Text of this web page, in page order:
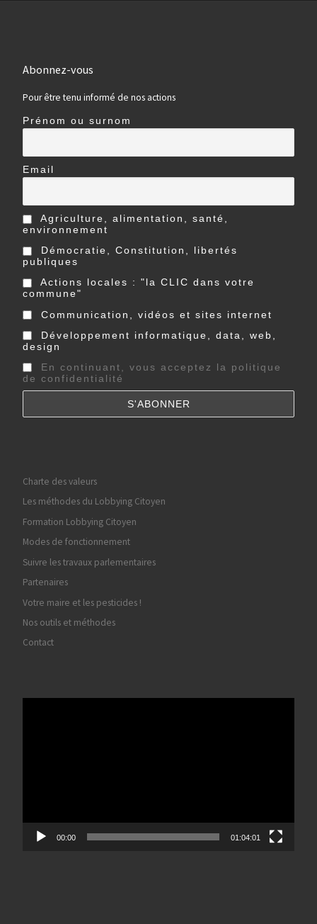
Abonnez-vous
Pour être tenu informé de nos actions
Prénom ou surnom
Email
Agriculture, alimentation, santé,
environnement
Démocratie, Constitution, libertés
publiques
Actions locales : "la CLIC dans votre
commune"
Communication, vidéos et sites internet
Développement informatique, data, web,
design
En continuant, vous acceptez la politique
de confidentialité
Charte des valeurs
Les méthodes du Lobbying Citoyen
Formation Lobbying Citoyen
Modes de fonctionnement
Suivre les travaux parlementaires
Partenaires
Votre maire et les pesticides !
Nos outils et méthodes
Contact
00:00 01:04:01